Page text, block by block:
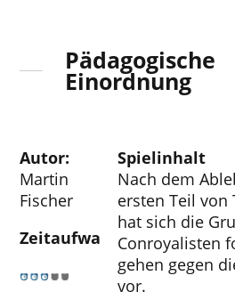
Pädagogische
Einordnung
Autor:
Martin
Fischer
Zeitaufwand
Spielinhalt
Nach dem
ersten Teil von
hat sich die
Conroyalisten
gehen gegen
vor.